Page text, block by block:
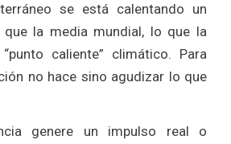
se está calentando un
la media mundial, lo que la
caliente” climático. Para
no hace sino agudizar lo que
genere un impulso real o